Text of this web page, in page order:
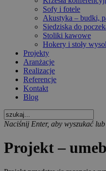
Sofy i fotele
Akustyka – budki,
Siedziska do
Stoliki kawowe
Hokery i stoły
Projekty
Aranżacje
Realizacje
Referencje
Kontakt
Blog
Naciśnij Enter, aby wyszukać
Projekt –